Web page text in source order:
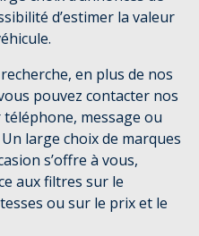
d’estimer la valeur
en plus de nos
pouvez contacter nos
message ou
large choix de marques
s’offre à vous,
aux filtres sur le
ou sur le prix et le